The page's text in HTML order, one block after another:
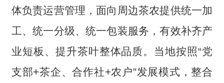
体负责运营管理，面向周边茶农提供统一加
工、统一分级、统一包装服务，有效补齐产
业短板、提升茶叶整体品质。当地按照“党
支部+茶企、合作社+农户”发展模式，整合